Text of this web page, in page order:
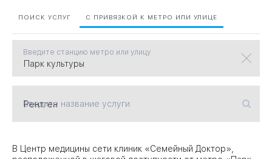
Бауманская
ПОИСК УСЛУГ С ПРИВЯЗКОЙ К МЕТРО ИЛИ УЛИЦЕ
Введите станцию метро или улицу
Введите название услуги
В Центр медицины сети клиник «Семейный Доктор»,